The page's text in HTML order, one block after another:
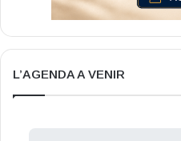
L’AGENDA A VENIR